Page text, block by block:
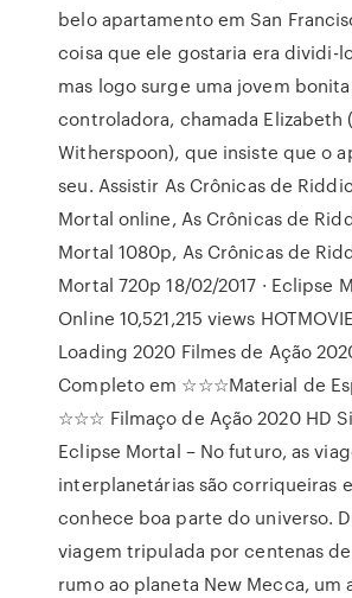
belo apartamento em San
coisa que ele gostaria era dividi-
mas logo surge uma jovem
controladora, chamada Elizabeth
Witherspoon), que insiste que o
seu. Assistir As Crônicas de
Mortal online, As Crônicas de
Mortal 1080p, As Crônicas de
Mortal 720p 18/02/2017 · Eclipse
Online 10,521,215 views
Loading 2020 Filmes de Ação
Completo em ☆☆☆Material de
☆☆☆ Filmaço de Ação 2020 HD
Eclipse Mortal – No futuro, as
interplanetárias são corriqueiras
conhece boa parte do universo.
viagem tripulada por centenas
rumo ao planeta New Mecca, um